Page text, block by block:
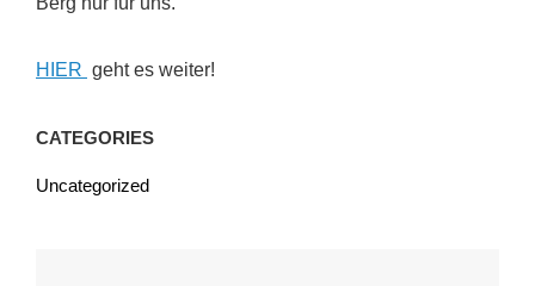
HIER geht es weiter!
CATEGORIES
Uncategorized